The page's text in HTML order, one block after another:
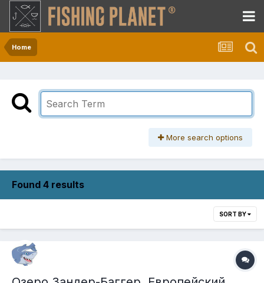
Home
More search options
Found 4 results
SORT BY